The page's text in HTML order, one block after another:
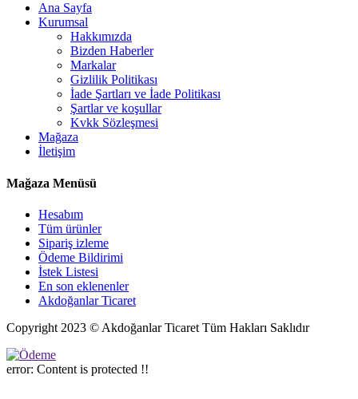
Ana Sayfa
Kurumsal
Hakkımızda
Bizden Haberler
Markalar
Gizlilik Politikası
İade Şartları ve İade Politikası
Şartlar ve koşullar
Kvkk Sözleşmesi
Mağaza
İletişim
Mağaza Menüsü
Hesabım
Tüm ürünler
Sipariş izleme
Ödeme Bildirimi
İstek Listesi
En son eklenenler
Akdoğanlar Ticaret
Copyright 2023 © Akdoğanlar Ticaret Tüm Hakları Saklıdır
error: Content is protected !!